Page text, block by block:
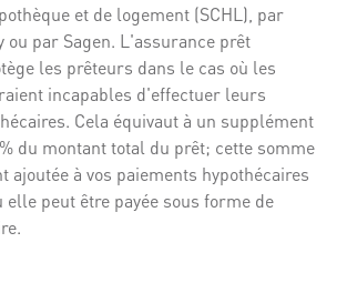
et de logement (SCHL), par
ou par Sagen. L'assurance prêt
les prêteurs dans le cas où les
incapables d'effectuer leurs
Cela équivaut à un supplément
% du montant total du prêt; cette somme
ajoutée à vos paiements hypothécaires
peut être payée sous forme de